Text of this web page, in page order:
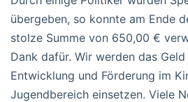
übergeben, so konnte am Ende
stolze Summe von 650,00 €
Dank dafür. Wir werden das
Entwicklung und Förderung im
Jugendbereich einsetzen. Viele